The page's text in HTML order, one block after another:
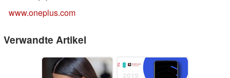
www.oneplus.com
Verwandte Artikel